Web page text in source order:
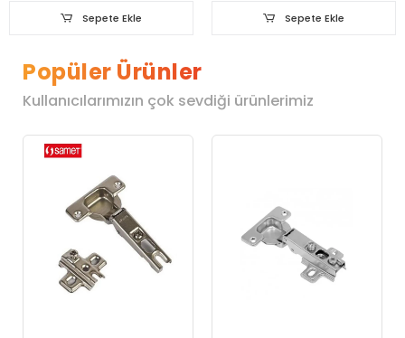
Sepete Ekle Sepete Ekle
Popüler Ürünler
Kullanıcılarımızın çok sevdiği ürünlerimiz